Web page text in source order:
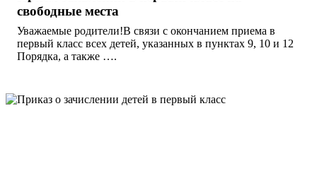
свободные места
Уважаемые родители!В связи с окончанием приема в
первый класс всех детей, указанных в пунктах 9, 10 и 12
Порядка, а также ….